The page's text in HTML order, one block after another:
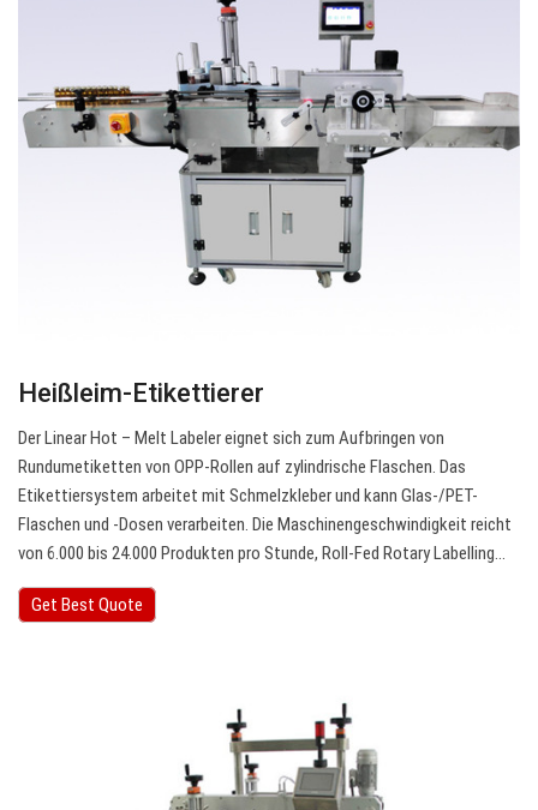
Heißleim-Etikettierer
Der Linear Hot – Melt Labeler eignet sich zum Aufbringen von
Rundumetiketten von OPP-Rollen auf zylindrische Flaschen. Das
Etikettiersystem arbeitet mit Schmelzkleber und kann Glas-/PET-
Flaschen und -Dosen verarbeiten. Die Maschinengeschwindigkeit reicht
von 6.000 bis 24.000 Produkten pro Stunde, Roll-Fed Rotary Labelling…
Get Best Quote